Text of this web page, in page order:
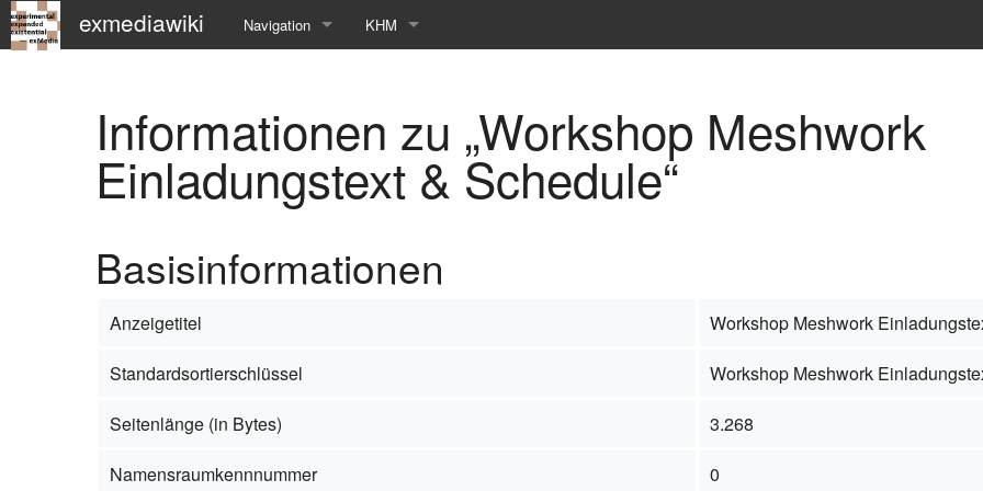
exmediawiki Navigation
Letzte Änderungen
Editierhilfe
KHM
Fg_exMedia
exMedia Blog
Informationen zu „Workshop Meshwork
Einladungstext & Schedule“
Basisinformationen
Anzeigetitel
Workshop Meshwork
Standardsortierschlüssel
Workshop Meshwork
Seitenlänge (in Bytes)
3.268
Namensraumkennnummer
0